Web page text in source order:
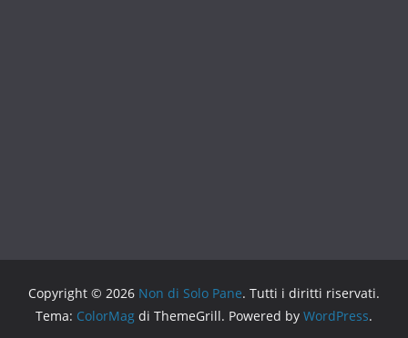
Copyright © 2026 Non di Solo Pane. Tutti i diritti riservati.
Tema: ColorMag di ThemeGrill. Powered by WordPress.